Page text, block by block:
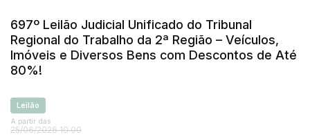
Sucata Ferrosa
Veículos
Ambulância
Carros
Máquina Varredeira
Judiciais Extrajudiciais
Faixa de valor
R$
697º Leilão Judicial Unificado do Tribunal
Regional do Trabalho da 2ª Região – Veículos,
Imóveis e Diversos Bens com Descontos de Até
80%!
Leilão
A partir das
25/06/2026 10:00